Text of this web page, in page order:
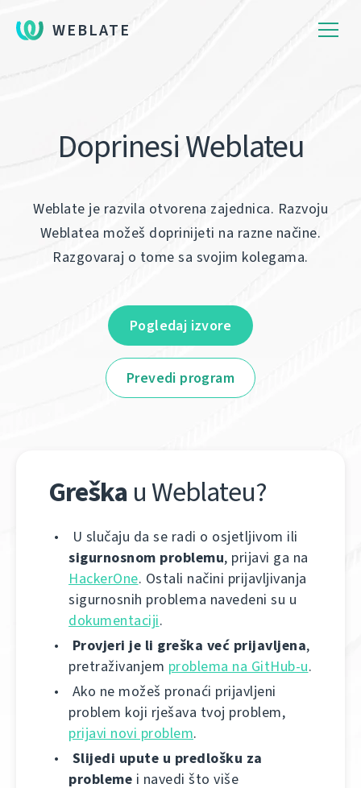
WEBLATE
Doprinesi Weblateu
Weblate je razvila otvorena zajednica. Razvoju
Weblatea možeš doprinijeti na razne načine.
Razgovaraj o tome sa svojim kolegama.
Pogledaj izvore
Prevedi program
Greška u Weblateu?
U slučaju da se radi o osjetljivom ili
sigurnosnom problemu, prijavi ga na
HackerOne. Ostali načini prijavljivanja
sigurnosnih problema navedeni su u
dokumentaciji.
Provjeri je li greška već prijavljena,
pretraživanjem problema na GitHub-u.
Ako ne možeš pronaći prijavljeni
problem koji rješava tvoj problem,
prijavi novi problem.
Slijedi upute u predlošku za
probleme i navedi što više